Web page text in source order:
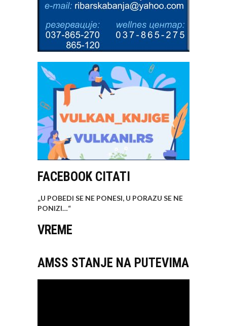
FACEBOOK CITATI
„U POBEDI SE NE PONESI, U PORAZU SE NE
PONIZI…“
VREME
AMSS STANJE NA PUTEVIMA